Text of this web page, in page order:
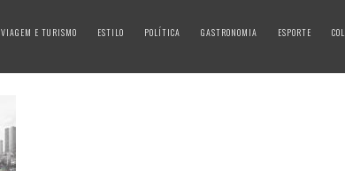
VIAGEM E TURISMO ESTILO POLÍTICA GASTRONOMIA ESPORTE